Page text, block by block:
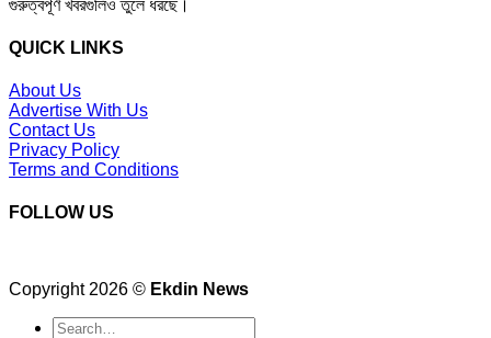
গুরুত্বপূর্ণ খবরগুলিও তুলে ধরছে।
QUICK LINKS
About Us
Advertise With Us
Contact Us
Privacy Policy
Terms and Conditions
FOLLOW US
Copyright 2026 © Ekdin News